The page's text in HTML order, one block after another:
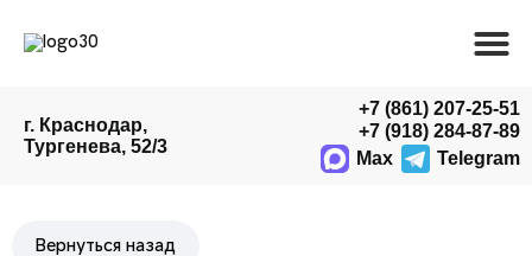
г. Краснодар,
Тургенева, 52/3
+7 (861) 207-25-51
+7 (918) 284-87-89
Max
Telegram